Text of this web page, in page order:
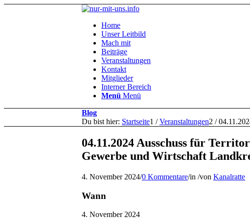
Home
Unser Leitbild
Mach mit
Beiträge
Veranstaltungen
Kontakt
Mitglieder
Interner Bereich
Menü Menü
Blog
Du bist hier: Startseite1 / Veranstaltungen2 /
04.11.2024 Ausschuss für
Gewerbe und Wirtschaft
4. November 2024/0 Kommentare/in /von Kanalratte
Wann
4. November 2024